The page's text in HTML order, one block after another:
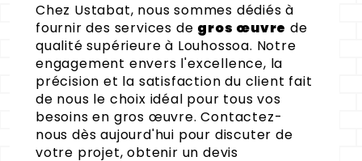
Chez Ustabat, nous sommes dédiés à
fournir des services de gros œuvre de
qualité supérieure à Louhossoa. Notre
engagement envers l'excellence, la
précision et la satisfaction du client fait
de nous le choix idéal pour tous vos
besoins en gros œuvre. Contactez-
nous dès aujourd'hui pour discuter de
votre projet, obtenir un devis